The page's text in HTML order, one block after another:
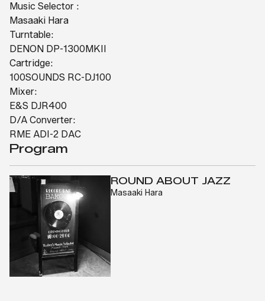
Music Selector :
Masaaki Hara
Turntable:
DENON DP-1300MKII
Cartridge:
100SOUNDS RC-DJ100
Mixer:
E&S DJR400
D/A Converter:
RME ADI-2 DAC
Program
ROUND ABOUT JAZZ
Masaaki Hara